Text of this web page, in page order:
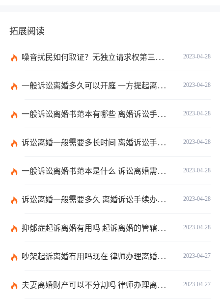
拓展阅读
2023-04-28
噪音扰民如何取证？无独立请求权第三人承担责任的情形看这里
2023-04-28
一般诉讼离婚多久可以开庭 一方提起离婚诉讼能离婚吗？
2023-04-28
一般诉讼离婚书范本有哪些 离婚诉讼手续办理流程是什么？
2023-04-28
诉讼离婚一般需要多长时间 离婚诉讼手续办理流程是什么？
2023-04-28
一般诉讼离婚书范本是什么 诉讼离婚需要多久？
2023-04-28
诉讼离婚一般需要多久 离婚诉讼手续办理流程有哪些？
2023-04-28
抑郁症起诉离婚有用吗 起诉离婚的管辖法院有哪些？
2023-04-27
吵架起诉离婚有用吗现在 律师办理离婚需要多少费用？
2023-04-27
夫妻离婚财产可以不分割吗 律师办理离婚需要多少费用？